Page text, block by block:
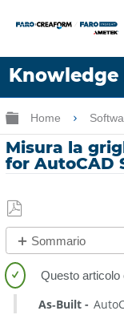
Knowledge
Lingua
Chiedere
Ingrandisci/
Home
Misura la
for AutoCAD
Salva
come
PDF
Sommario
No
intestazioni
As‑Built